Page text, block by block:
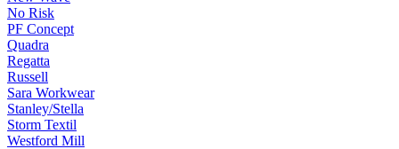
No Risk
PF Concept
Quadra
Regatta
Russell
Sara Workwear
Stanley/Stella
Storm Textil
Westford Mill